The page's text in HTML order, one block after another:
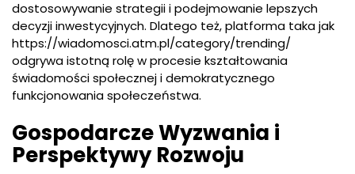
dostosowywanie strategii i podejmowanie lepszych
decyzji inwestycyjnych. Dlatego też, platforma taka jak
https://wiadomosci.atm.pl/category/trending/
odgrywa istotną rolę w procesie kształtowania
świadomości społecznej i demokratycznego
funkcjonowania społeczeństwa.
Gospodarcze Wyzwania i
Perspektywy Rozwoju